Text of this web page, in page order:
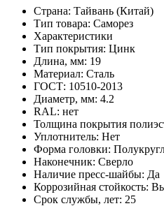
Страна: Тайвань (Китай)
Тип товара: Саморез
Характеристики
Тип покрытия: Цинк
Длина, мм: 19
Материал: Сталь
ГОСТ: 10510-2013
Диаметр, мм: 4.2
RAL: нет
Толщина покрытия
Уплотнитель: Нет
Форма головки:
Наконечник: Сверло
Наличие пресс-шайбы: Да
Коррозийная стойкость:
Срок службы, лет: 25